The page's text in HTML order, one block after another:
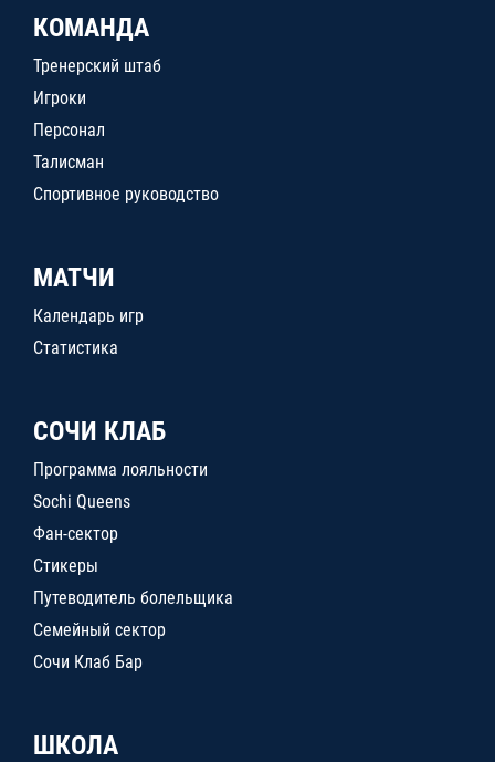
КОМАНДА
Тренерский штаб
Игроки
Персонал
Талисман
Спортивное руководство
МАТЧИ
Календарь игр
Статистика
СОЧИ КЛАБ
Программа лояльности
Sochi Queens
Фан-сектор
Стикеры
Путеводитель болельщика
Семейный сектор
Сочи Клаб Бар
ШКОЛА